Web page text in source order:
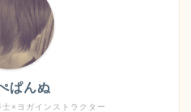
×ヨガインストラクター
ぱんぬ